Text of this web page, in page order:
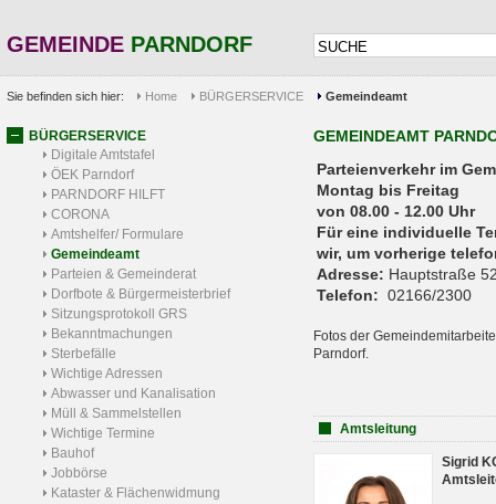
GEMEINDE PARNDORF
Sie befinden sich hier: Home BÜRGERSERVICE Gemeindeamt
BÜRGERSERVICE
Digitale Amtstafel
ÖEK Parndorf
PARNDORF HILFT
CORONA
Amtshelfer/ Formulare
Gemeindeamt
Parteien & Gemeinderat
Dorfbote & Bürgermeisterbrief
Sitzungsprotokoll GRS
Bekanntmachungen
Sterbefälle
Wichtige Adressen
Abwasser und Kanalisation
Müll & Sammelstellen
Wichtige Termine
Bauhof
Jobbörse
Kataster & Flächenwidmung
GEMEINDEAMT
Parteienverkehr
Montag bis Freitag
von 08.00 - 12.00 Uhr
Für eine individuelle
wir, um vorherige
Adresse: Hauptstraße
Telefon: 02166/2300
Fotos der
Parndorf.
Amtsleitung
Sigrid